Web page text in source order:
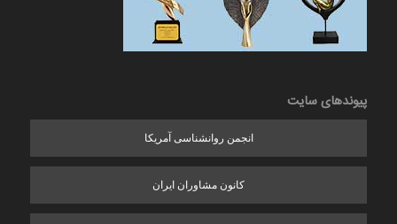
پیوندهای سایت
انجمن روانشناسی آمریکا
کانون مشاوران ایران